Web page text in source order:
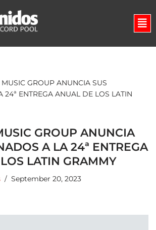
GROUP ANUNCIA SUS
24ª ENTREGA ANUAL DE LOS LATIN
GROUP ANUNCIA
A LA 24ª ENTREGA
LATIN GRAMMY
September 20, 2023